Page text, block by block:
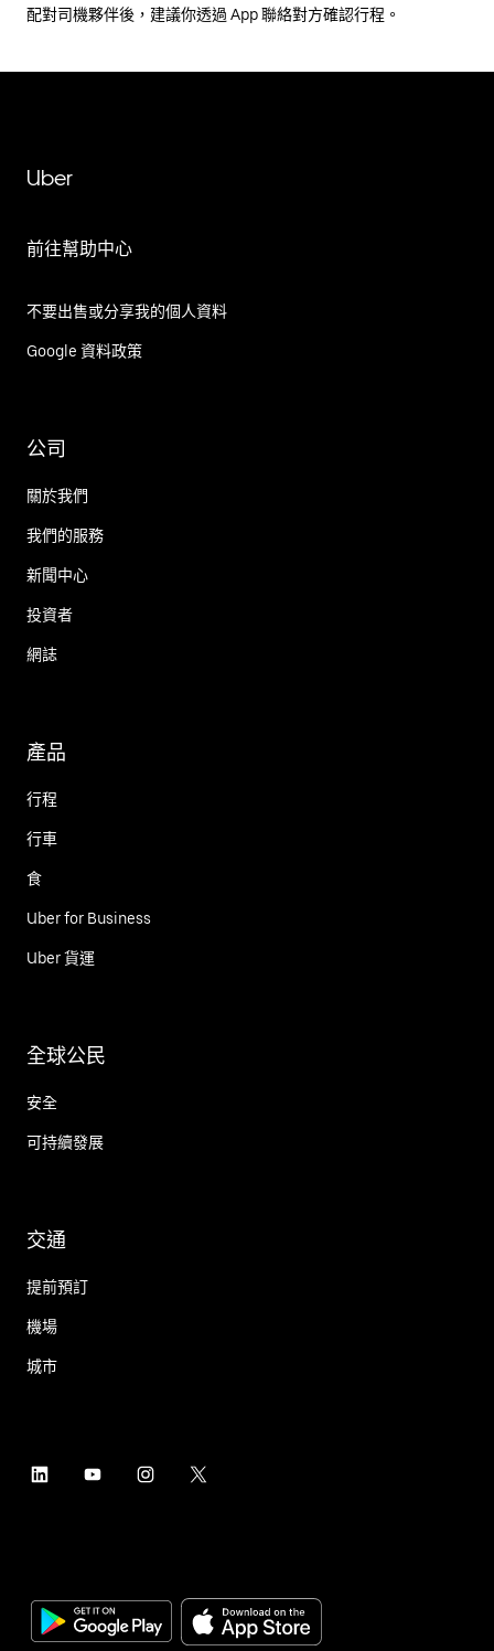
配對司機夥伴後，建議你透過 App 聯絡對方確認行程。
Uber
前往幫助中心
不要出售或分享我的個人資料
Google 資料政策
公司
關於我們
我們的服務
新聞中心
投資者
網誌
產品
行程
行車
食
Uber for Business
Uber 貨運
全球公民
安全
可持續發展
交通
提前預訂
機場
城市